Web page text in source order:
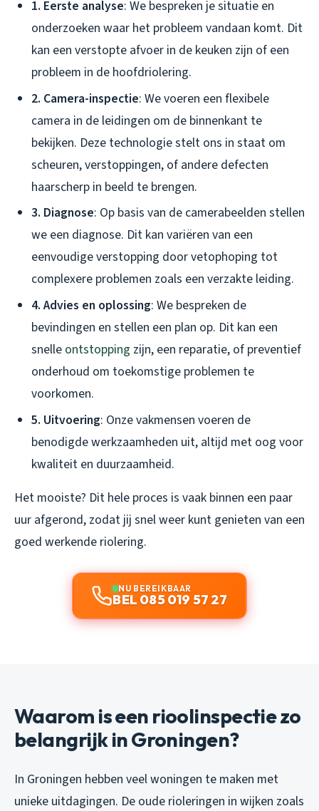
1. Eerste analyse: We bespreken je situatie en
onderzoeken waar het probleem vandaan komt. Dit
kan een verstopte afvoer in de keuken zijn of een
probleem in de hoofdriolering.
2. Camera-inspectie: We voeren een flexibele
camera in de leidingen om de binnenkant te
bekijken. Deze technologie stelt ons in staat om
scheuren, verstoppingen, of andere defecten
haarscherp in beeld te brengen.
3. Diagnose: Op basis van de camerabeelden stellen
we een diagnose. Dit kan variëren van een
eenvoudige verstopping door vetophoping tot
complexere problemen zoals een verzakte leiding.
4. Advies en oplossing: We bespreken de
bevindingen en stellen een plan op. Dit kan een
snelle ontstopping zijn, een reparatie, of preventief
onderhoud om toekomstige problemen te
voorkomen.
5. Uitvoering: Onze vakmensen voeren de
benodigde werkzaamheden uit, altijd met oog voor
kwaliteit en duurzaamheid.
Het mooiste? Dit hele proces is vaak binnen een paar
uur afgerond, zodat jij snel weer kunt genieten van een
goed werkende riolering.
NU BEREIKBAAR
BEL 085 019 57 27
Waarom is een rioolinspectie zo
belangrijk in Groningen?
In Groningen hebben veel woningen te maken met
unieke uitdagingen. De oude rioleringen in wijken zoals